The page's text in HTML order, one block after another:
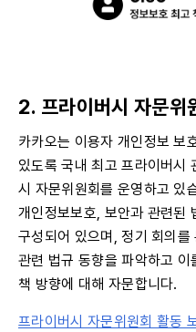
2. 프라이버시 자문위
카카오는 이용자 개인정보 보
있도록 국내 최고 프라이버시
시 자문위원회를 운영하고 있
개인정보보호, 보안과 관련된
구성되어 있으며, 정기 회의
관련 법규 동향을 파악하고
책 방향에 대해 자문합니다.
프라이버시 자문위원회 활동